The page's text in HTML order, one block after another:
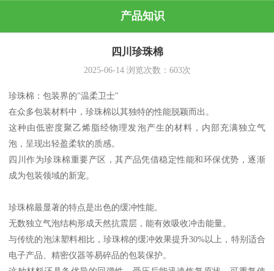
产品知识
四川珍珠棉
2025-06-14浏览次数： 603次
珍珠棉：包装界的"温柔卫士"
在众多包装材料中，珍珠棉以其独特的性能脱颖而出。
这种由低密度聚乙烯脂经物理发泡产生的材料，内部充满独立气
泡，呈现出轻盈柔软的质感。
四川作为珍珠棉重要产区，其产品凭借稳定性能和环保优势，逐渐
成为包装领域的新宠。
珍珠棉最显著的特点是出色的缓冲性能。
无数独立气泡结构形成天然抗震层，能有效吸收冲击能量。
与传统的泡沫塑料相比，珍珠棉的缓冲效果提升30%以上，特别适合
电子产品、精密仪器等易碎品的包装保护。